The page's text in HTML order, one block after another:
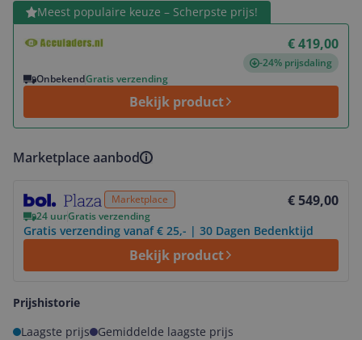
Meest populaire keuze – Scherpste prijs!
€ 419,00
-24% prijsdaling
OnbekendGratis verzending
Bekijk product
Bekijk product
Marketplace aanbod
Marketplace € 549,00
24 uurGratis verzending
Gratis verzending vanaf € 25,- | 30 Dagen Bedenktijd
Bekijk product
Prijshistorie
Laagste prijs
Gemiddelde laagste prijs